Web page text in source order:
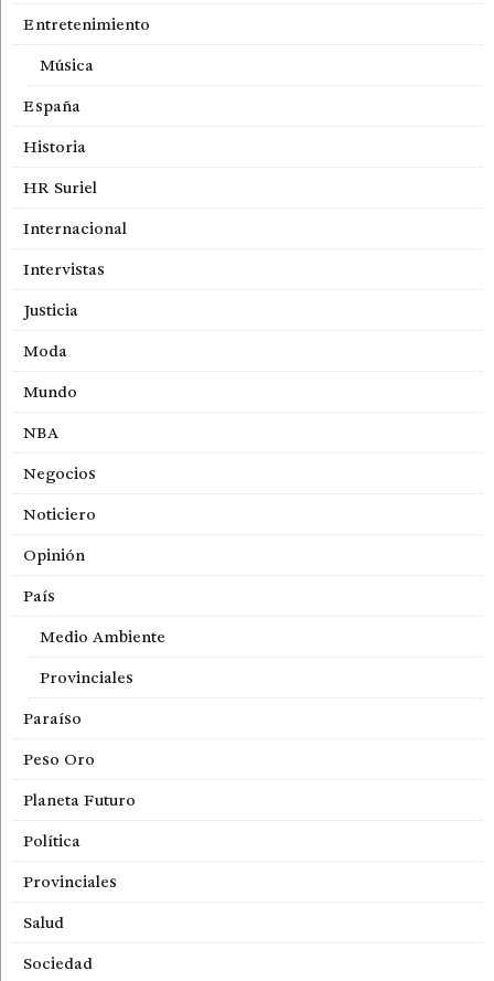
Entretenimiento
Música
España
Historia
HR Suriel
Internacional
Intervistas
Justicia
Moda
Mundo
NBA
Negocios
Noticiero
Opinión
País
Medio Ambiente
Provinciales
Paraíso
Peso Oro
Planeta Futuro
Política
Provinciales
Salud
Sociedad